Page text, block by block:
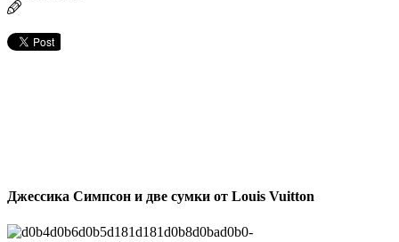
Джессика Симпсон и две сумки от Louis Vuitton